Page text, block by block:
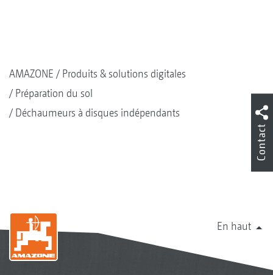
AMAZONE
Produits & solutions digitales
Préparation du sol
Déchaumeurs à disques indépendants
En haut
Contact